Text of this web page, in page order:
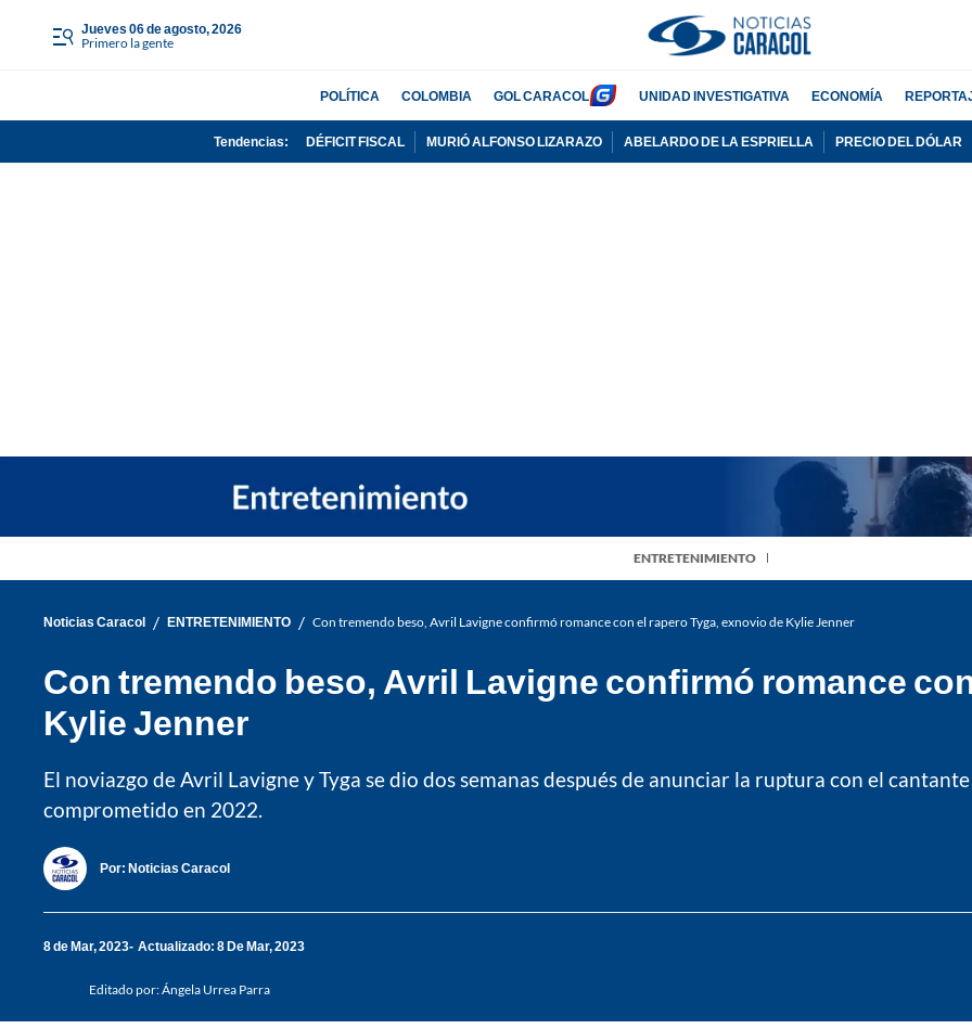
jueves 06 de agosto, 2026
Primero la gente
POLÍTICA COLOMBIA GOL CARACOL UNIDAD INVESTIGATIVA ECONOMÍA
Tendencias: DÉFICIT FISCAL MURIÓ ALFONSO LIZARAZO ABELARDO DE LA ESPRIELLA PRECIO DEL DÓLAR
ENTRETENIMIENTO
Noticias Caracol / ENTRETENIMIENTO / Con tremendo beso, Avril Lavigne confirmó romance con el rapero Tyga, exnovio de Kylie Jenner
Con tremendo beso, Avril Lavigne confirmó romance
Kylie Jenner
El noviazgo de Avril Lavigne y Tyga se dio dos semanas después de anunciar la ruptura con el
comprometido en 2022.
Por: Noticias Caracol
8 de Mar, 2023 Actualizado: 8 De Mar, 2023
Editado por:Ángela Urrea Parra